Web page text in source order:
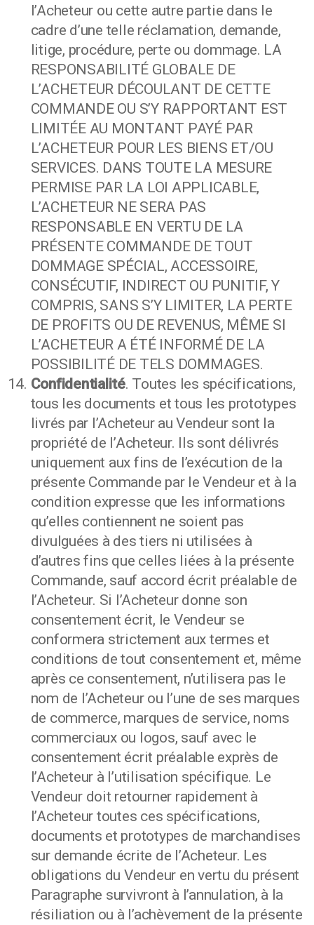
l’Acheteur ou cette autre partie dans le
cadre d’une telle réclamation, demande,
litige, procédure, perte ou dommage. LA
RESPONSABILITÉ GLOBALE DE
L’ACHETEUR DÉCOULANT DE CETTE
COMMANDE OU S’Y RAPPORTANT EST
LIMITÉE AU MONTANT PAYÉ PAR
L’ACHETEUR POUR LES BIENS ET/OU
SERVICES. DANS TOUTE LA MESURE
PERMISE PAR LA LOI APPLICABLE,
L’ACHETEUR NE SERA PAS
RESPONSABLE EN VERTU DE LA
PRÉSENTE COMMANDE DE TOUT
DOMMAGE SPÉCIAL, ACCESSOIRE,
CONSÉCUTIF, INDIRECT OU PUNITIF, Y
COMPRIS, SANS S’Y LIMITER, LA PERTE
DE PROFITS OU DE REVENUS, MÊME SI
L’ACHETEUR A ÉTÉ INFORMÉ DE LA
POSSIBILITÉ DE TELS DOMMAGES.
Confidentialité. Toutes les spécifications,
tous les documents et tous les prototypes
livrés par l’Acheteur au Vendeur sont la
propriété de l’Acheteur. Ils sont délivrés
uniquement aux fins de l’exécution de la
présente Commande par le Vendeur et à la
condition expresse que les informations
qu’elles contiennent ne soient pas
divulguées à des tiers ni utilisées à
d’autres fins que celles liées à la présente
Commande, sauf accord écrit préalable de
l’Acheteur. Si l’Acheteur donne son
consentement écrit, le Vendeur se
conformera strictement aux termes et
conditions de tout consentement et, même
après ce consentement, n’utilisera pas le
nom de l’Acheteur ou l’une de ses marques
de commerce, marques de service, noms
commerciaux ou logos, sauf avec le
consentement écrit préalable exprès de
l’Acheteur à l’utilisation spécifique. Le
Vendeur doit retourner rapidement à
l’Acheteur toutes ces spécifications,
documents et prototypes de marchandises
sur demande écrite de l’Acheteur. Les
obligations du Vendeur en vertu du présent
Paragraphe survivront à l’annulation, à la
résiliation ou à l’achèvement de la présente